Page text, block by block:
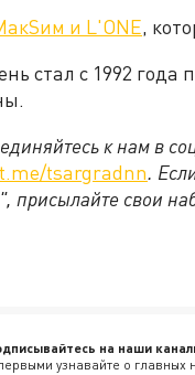
и L'ONE,
стал с 1992 года
к нам в
t.me/tsargradnn.
свои
на наши
узнавайте о главных